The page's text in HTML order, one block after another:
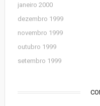
janeiro 2000
dezembro 1999
novembro 1999
outubro 1999
setembro 1999